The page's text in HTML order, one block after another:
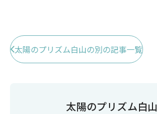
太陽のプリズム白山の別の記事一覧
太陽のプリズム白山